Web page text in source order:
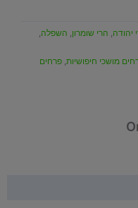
יהודה, הרי שומרון, השפלה,
מושכי חיפושיות, פרחים